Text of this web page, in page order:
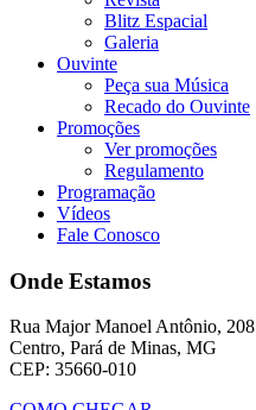
Blitz Espacial
Galeria
Ouvinte
Peça sua Música
Recado do Ouvinte
Promoções
Ver promoções
Regulamento
Programação
Vídeos
Fale Conosco
Onde Estamos
Rua Major Manoel Antônio, 208
Centro, Pará de Minas, MG
CEP: 35660-010